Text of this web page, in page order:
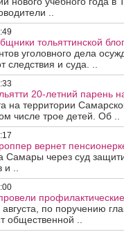
..
тольяттинской
уголовного дела
следствия и суда. ..
20-летний парень
на территории
числе трое детей. Об ..
вернет
Самары через суд
..
по поручению
общественной ..